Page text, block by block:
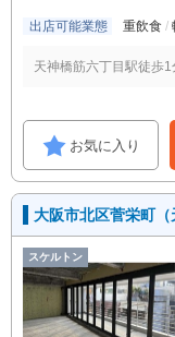
出店可能業態
重飲食
天神橋筋六丁目駅徒歩
お気に入り
大阪市北区菅栄町
スケルトン